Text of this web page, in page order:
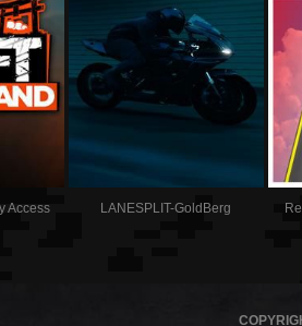
Access LANESPLIT-GoldBerg